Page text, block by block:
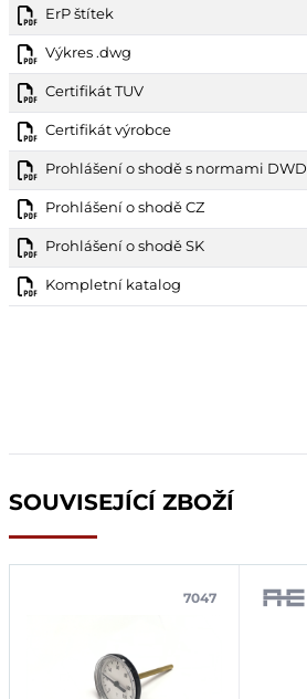
ErP štítek
Výkres .dwg
Certifikát TUV
Certifikát výrobce
Prohlášení o shodě s normami DWD
Prohlášení o shodě CZ
Prohlášení o shodě SK
Kompletní katalog
SOUVISEJÍCÍ ZBOŽÍ
7047